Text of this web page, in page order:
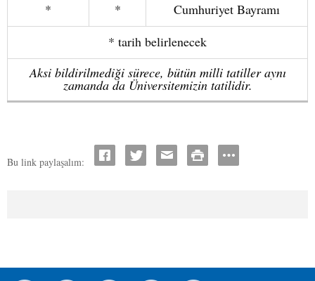
*
*
Cumhuriyet Bayramı
* tarih belirlenecek
Aksi bildirilmediği sürece, bütün milli tatiller aynı
zamanda da Üniversitemizin tatilidir.
Bu link paylaşalım: